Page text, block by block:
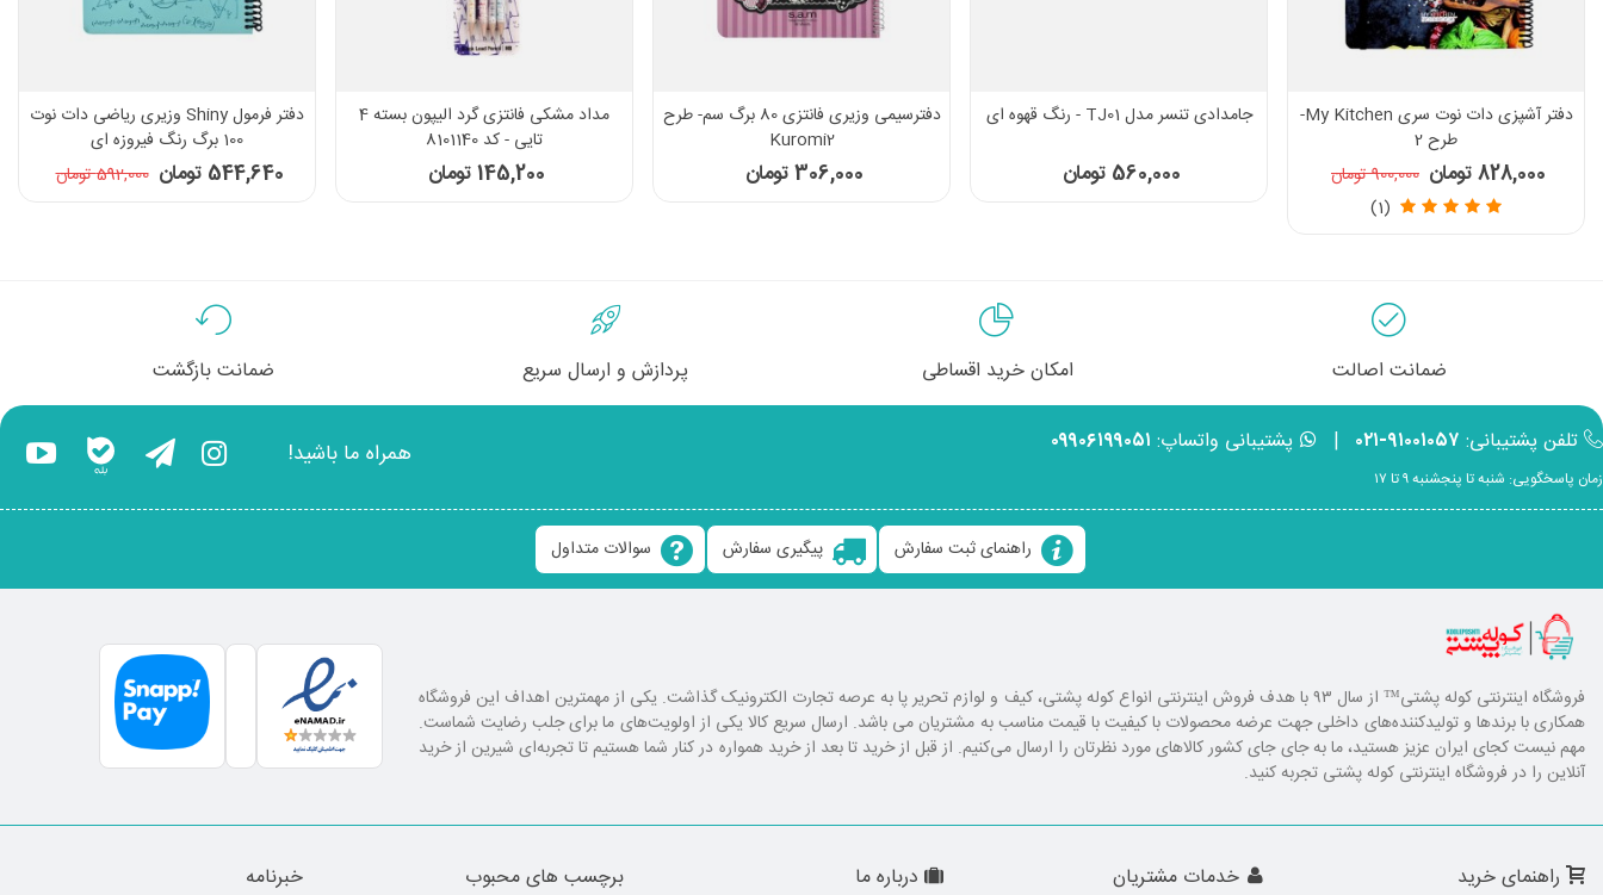
دفتر آشپزی دات نوت سری My Kitchen-
طرح 2
828,000 تومان
900,000 تومان
(1)
جامدادی تنسر مدل TJ01 - رنگ قهوه ای
560,000 تومان
دفترسیمی وزیری فانتزی 80 برگ سم- طرح
Kuromi2
306,000 تومان
مداد مشکی فانتزی گرد الیپون بسته 4
تایی - کد 8101140
145,200 تومان
دفتر فرمول Shiny وزیری ریاضی دات نوت
100 برگ رنگ فیروزه ای
544,640 تومان 592,000 تومان
ضمانت اصالت امکان خرید اقساطی پردازش و ارسال سریع ضمانت بازگشت
تلفن پشتیبانی: ۹۱۰۰۱۰۵۷-۰۲۱ | پشتیبانی واتساپ: ۰۹۹۰۶۱۹۹۰۵۱
زمان پاسخگویی: شنبه تا پنجشنبه ۹ تا ۱۷
همراه ما باشید!
راهنمای ثبت سفارش پیگیری سفارش سوالات متداول
فروشگاه اینترنتی کوله پشتی
™ از سال ۹۳ با هدف فروش اینترنتی انواع کوله پشتی، کیف و لوازم تحریر پا به عرصه تجارت الکترونیک گذاشت. یکی از مهمترین اهداف این فروشگاه
همکاری با برند‌ها و تولیدکننده‌های داخلی جهت عرضه محصولات با کیفیت با قیمت مناسب به مشتریان می باشد. ارسال سریع کالا یکی از اولویت‌های ما برای جلب رضایت شماست.
مهم نیست کجای ایران عزیز هستید، ما به جای جای کشور کالا‌های مورد نظرتان را ارسال می‌کنیم. از قبل از خرید تا بعد از خرید همواره در کنار شما هستیم تا تجربه‌ای شیرین از خرید
آنلاین را در فروشگاه اینترنتی کوله پشتی تجربه کنید.
راهنمای خرید خدمات مشتریان درباره ما برچسب های محبوب خبرنامه